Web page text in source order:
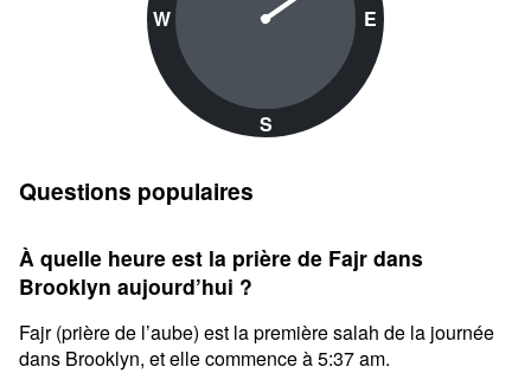
W
S
E
Questions populaires
À quelle heure est la prière de Fajr dans
Brooklyn aujourd’hui ?
Fajr (prière de l’aube) est la première salah de la journée
dans Brooklyn, et elle commence à 5:37 am.